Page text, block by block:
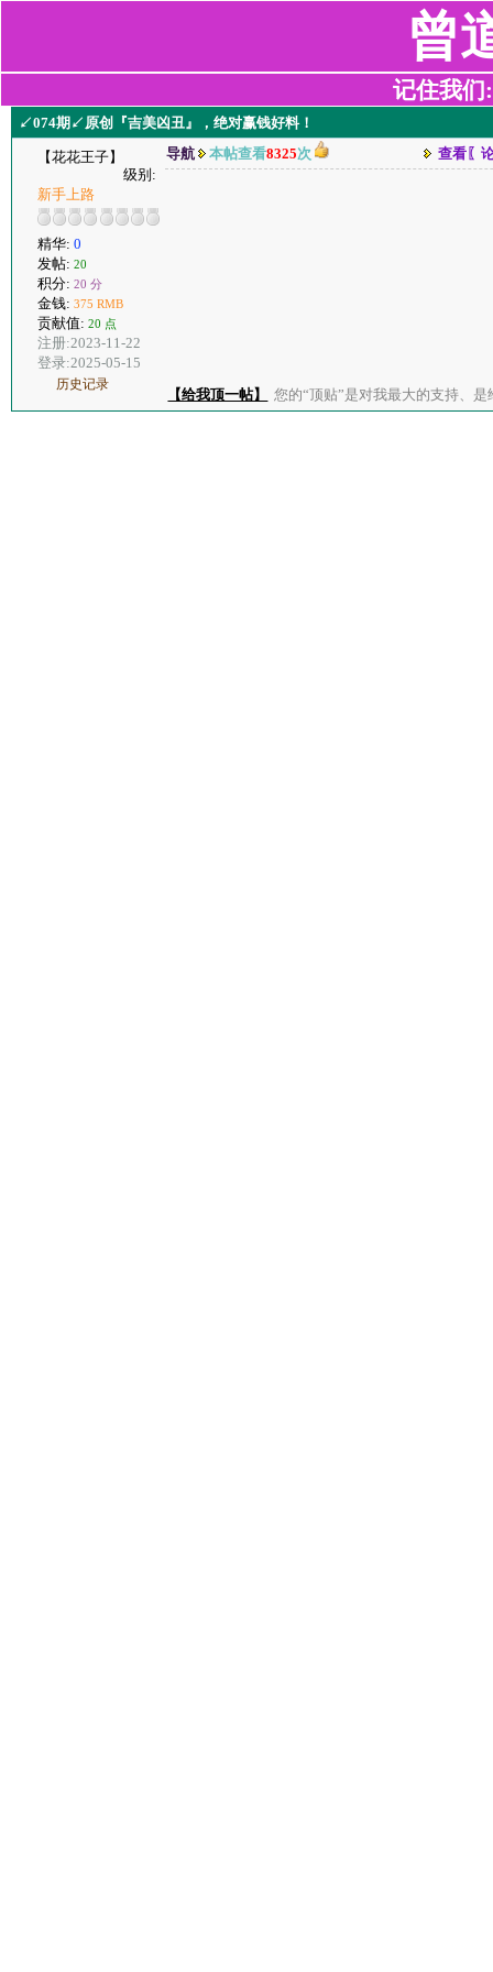
曾
记住我们
↙074期↙原创『吉美凶丑』，绝对赢钱好料！
【花花王子】
级别:
新手上路
精华: 0
发帖: 20
积分: 20 分
金钱: 375 RMB
贡献值: 20 点
注册:2023-11-22
登录:2025-05-15
历史记录
导航 本帖查看8325次 查看〖
【给我顶一帖】 您的“顶贴”是对我最大的支持、